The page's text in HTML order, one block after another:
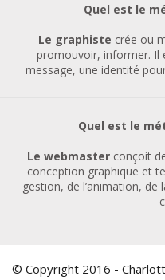
Quel est le
Le graphiste crée ou
promouvoir, informer. Il
message, une identité
Quel est le
Le webmaster conçoit
conception graphique et
gestion, de l’animation, de
© Copyright 2016 -